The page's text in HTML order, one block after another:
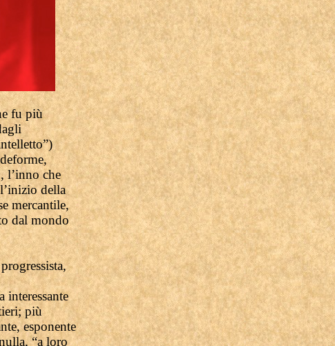
fu più
, l’inno che
della
mercantile,
dal mondo
interessante
più
esponente
“a loro